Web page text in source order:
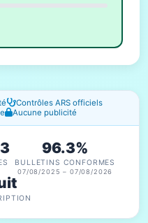
Contrôles ARS officiels
Aucune publicité
96.3%
BULLETINS CONFORMES
07/08/2025 – 07/08/2026